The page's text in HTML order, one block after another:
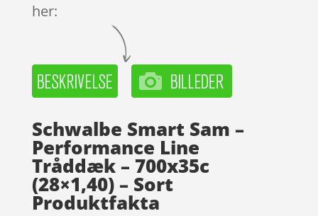
her:
Schwalbe Smart Sam –
Performance Line
Tråddæk – 700x35c
(28×1,40) – Sort
Produktfakta